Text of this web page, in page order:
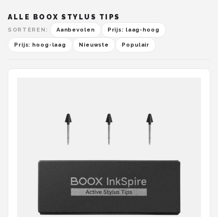
ALLE BOOX STYLUS TIPS
SORTEREN: Aanbevolen Prijs: laag-hoog
Prijs: hoog-laag Nieuwste Populair